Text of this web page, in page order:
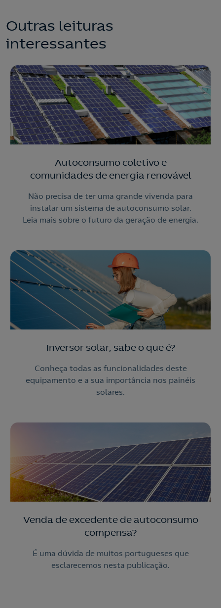
Outras leituras
interessantes
Autoconsumo coletivo e
comunidades de energia renovável
Não precisa de ter uma grande vivenda para
instalar um sistema de autoconsumo solar.
Leia mais sobre o futuro da geração de energia.
Inversor solar, sabe o que é?
Conheça todas as funcionalidades deste
equipamento e a sua importância nos painéis
solares.
Venda de excedente de autoconsumo
compensa?
É uma dúvida de muitos portugueses que
esclarecemos nesta publicação.